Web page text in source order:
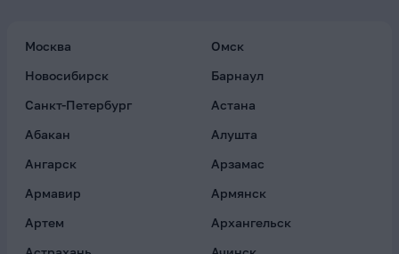
Москва
Омск
Новосибирск
Барнаул
Санкт-Петербург
Астана
Абакан
Алушта
Ангарск
Арзамас
Армавир
Армянск
Артем
Архангельск